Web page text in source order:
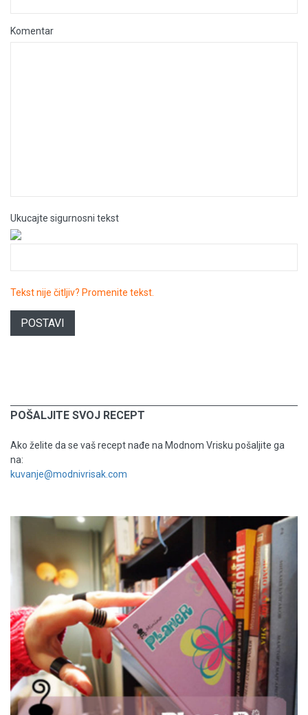
Komentar
Ukucajte sigurnosni tekst
Tekst nije čitljiv? Promenite tekst.
POSTAVI
POŠALJITE SVOJ RECEPT
Ako želite da se vaš recept nađe na Modnom Vrisku pošaljite ga
na:
kuvanje@modnivrisak.com